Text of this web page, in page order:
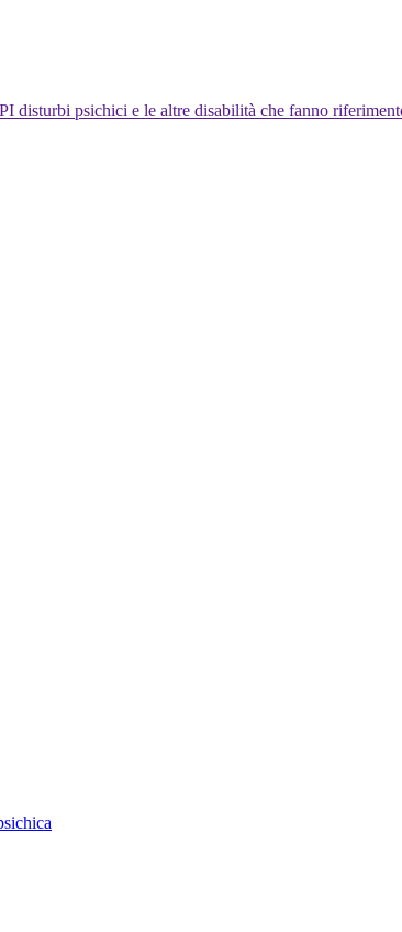
I disturbi psichici e le altre disabilità che fanno